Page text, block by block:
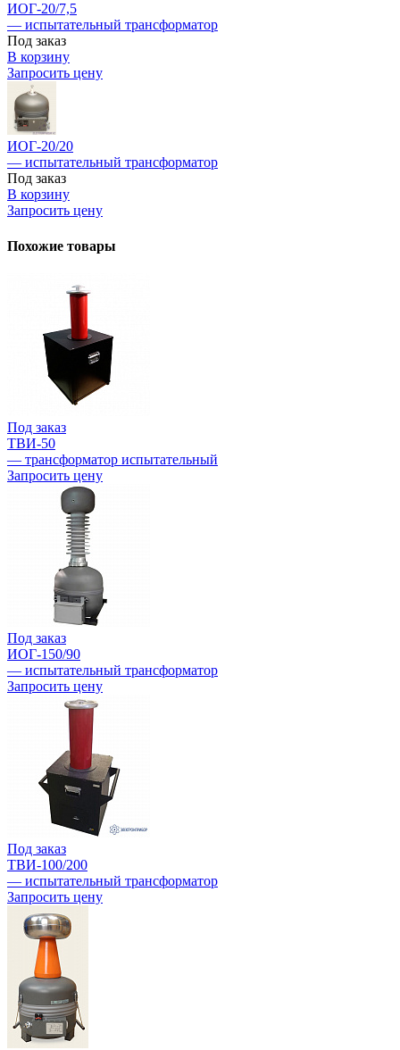
ИОГ-20/7,5
— испытательный трансформатор
Под заказ
В корзину
Запросить цену
ИОГ-20/20
— испытательный трансформатор
Под заказ
В корзину
Запросить цену
Похожие товары
Под заказ
ТВИ-50
— трансформатор испытательный
Запросить цену
Под заказ
ИОГ-150/90
— испытательный трансформатор
Запросить цену
Под заказ
ТВИ-100/200
— испытательный трансформатор
Запросить цену